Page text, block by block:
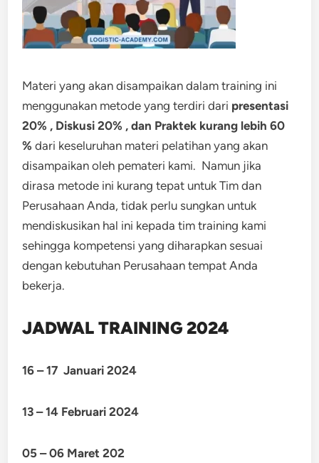
Materi yang akan disampaikan dalam training ini
menggunakan metode yang terdiri dari presentasi
20% , Diskusi 20% , dan Praktek kurang lebih 60
%dari keseluruhan materi pelatihan yang akan
disampaikan oleh pemateri kami. Namun jika
dirasa metode ini kurang tepat untuk Tim dan
Perusahaan Anda, tidak perlu sungkan untuk
mendiskusikan hal ini kepada tim training kami
sehingga kompetensi yang diharapkan sesuai
dengan kebutuhan Perusahaan tempat Anda
bekerja.
JADWAL TRAINING 2024
16 – 17 Januari 2024
13 – 14 Februari 2024
05 – 06 Maret 202